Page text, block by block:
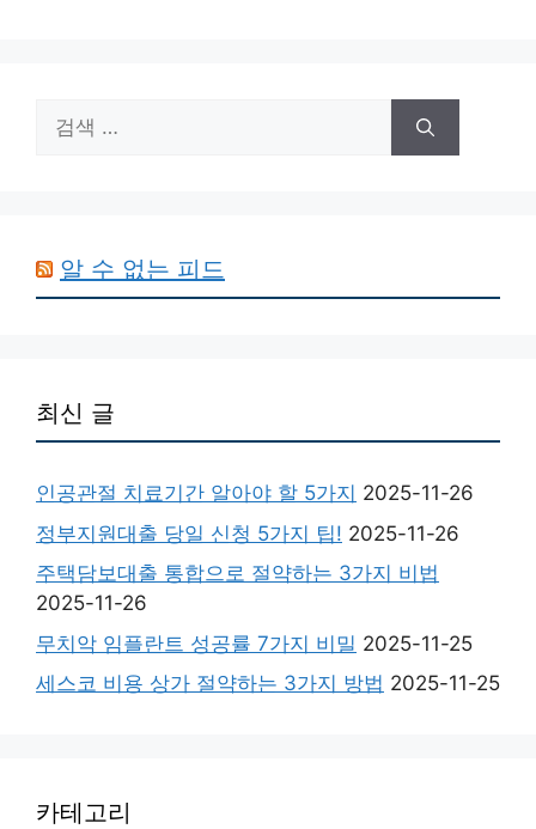
색:
알 수 없는 피드
최신 글
인공관절 치료기간 알아야 할 5가지 2025-11-26
정부지원대출 당일 신청 5가지 팁! 2025-11-26
주택담보대출 통합으로 절약하는 3가지 비법
2025-11-26
무치악 임플란트 성공률 7가지 비밀 2025-11-25
세스코 비용 상가 절약하는 3가지 방법 2025-11-25
카테고리